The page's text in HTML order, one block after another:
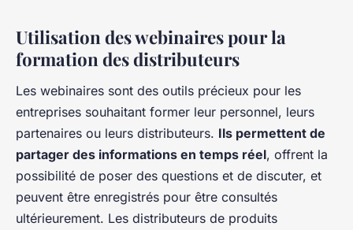
Utilisation des webinaires pour la
formation des distributeurs
Les webinaires sont des outils précieux pour les
entreprises souhaitant former leur personnel, leurs
partenaires ou leurs distributeurs. Ils permettent de
partager des informations en temps réel, offrent la
possibilité de poser des questions et de discuter, et
peuvent être enregistrés pour être consultés
ultérieurement. Les distributeurs de produits